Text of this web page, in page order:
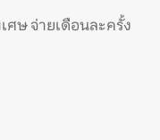
ษ จ่ายเดือนละครั้ง